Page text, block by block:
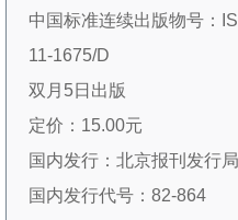
学术文章、搭建学术平台
动中共党史的研究、宣传
的主要栏目有：专题研究
研究、研究综述、探索与
札记、党史资料、理论与
史研究、国外中共党史研
中国标准连续出版物号：
11-1675/D
双月5日出版
定价：15.00元
国内发行：北京报刊发行局
国内发行代号：82-864